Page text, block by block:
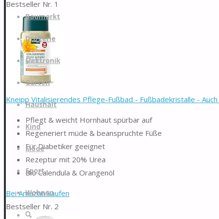
Inhalt
springen
Baumarkt
Drogerie
Elektronik
Garten
Haushalt
Kind
Mode
Sport
Wohnen
Suche
Bestseller Nr. 1
Kneipp Vitalisierendes Pflege-Fußbad - Fußbadekristalle - Auch
Pflegt & weicht Hornhaut spürbar auf
Regeneriert müde & beanspruchte Füße
Für Diabetiker geeignet
Rezeptur mit 20% Urea
Bio Calendula & Orangenöl
Bei Amazon kaufen
Bestseller Nr. 2